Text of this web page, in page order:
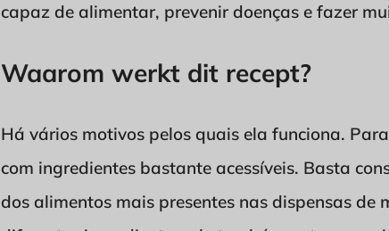
capaz de alimentar, prevenir doenças e fazer
Waarom werkt dit recept?
Há vários motivos pelos quais ela funciona.
com ingredientes bastante acessíveis. Basta
dos alimentos mais presentes nas dispensas de